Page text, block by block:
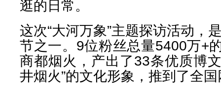
逛的日常。
这次“大河万象”主题探访活动，
节之一。9位粉丝总量5400万+
商都烟火，产出了33条优质博
井烟火”的文化形象，推到了全